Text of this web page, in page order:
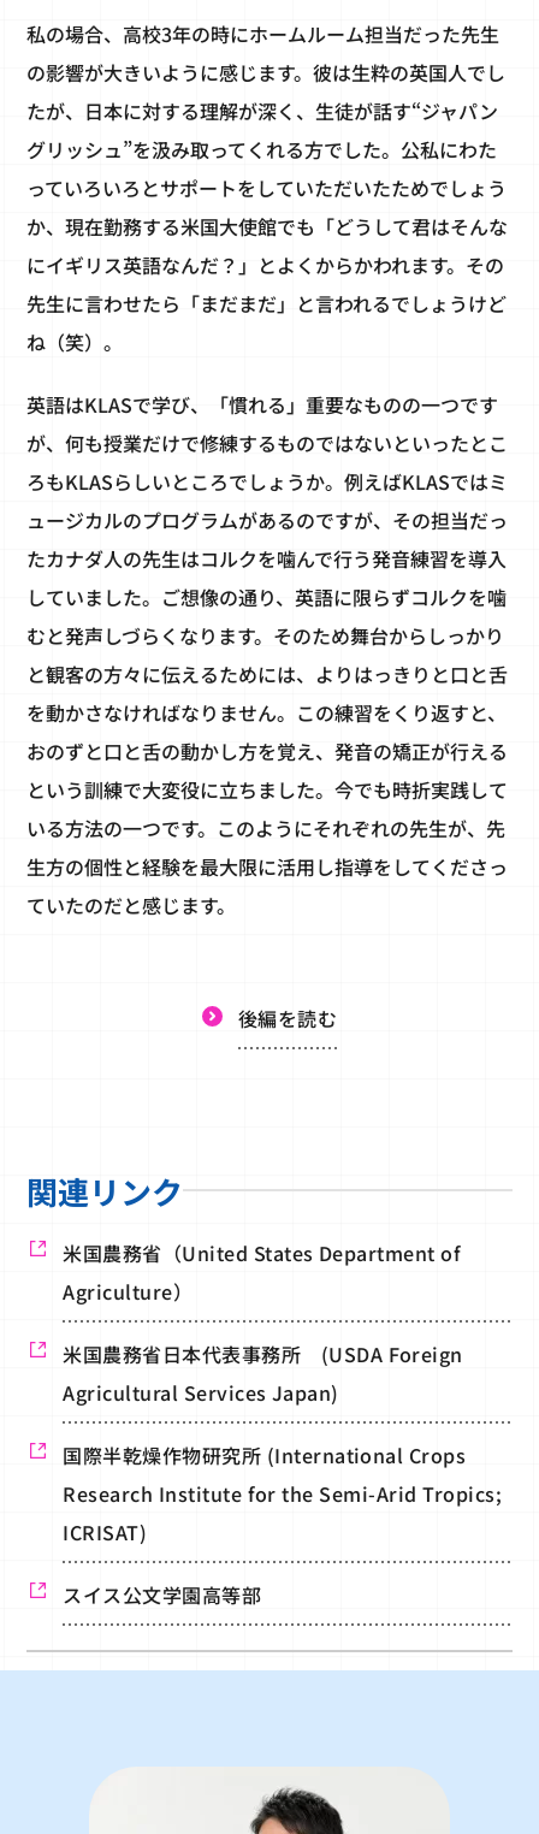
私の場合、高校3年の時にホームルーム担当だった先生
の影響が大きいように感じます。彼は生粋の英国人でし
たが、日本に対する理解が深く、生徒が話す“ジャパン
グリッシュ”を汲み取ってくれる方でした。公私にわた
っていろいろとサポートをしていただいたためでしょう
か、現在勤務する米国大使館でも「どうして君はそんな
にイギリス英語なんだ？」とよくからかわれます。その
先生に言わせたら「まだまだ」と言われるでしょうけど
ね（笑）。
英語はKLASで学び、「慣れる」重要なものの一つです
が、何も授業だけで修練するものではないといったとこ
ろもKLASらしいところでしょうか。例えばKLASではミ
ュージカルのプログラムがあるのですが、その担当だっ
たカナダ人の先生はコルクを噛んで行う発音練習を導入
していました。ご想像の通り、英語に限らずコルクを噛
むと発声しづらくなります。そのため舞台からしっかり
と観客の方々に伝えるためには、よりはっきりと口と舌
を動かさなければなりません。この練習をくり返すと、
おのずと口と舌の動かし方を覚え、発音の矯正が行える
という訓練で大変役に立ちました。今でも時折実践して
いる方法の一つです。このようにそれぞれの先生が、先
生方の個性と経験を最大限に活用し指導をしてくださっ
ていたのだと感じます。
後編を読む
関連リンク
米国農務省（United States Department of
Agriculture）
米国農務省日本代表事務所 (USDA Foreign
Agricultural Services Japan)
国際半乾燥作物研究所 (International Crops
Research Institute for the Semi-Arid Tropics;
ICRISAT)
スイス公文学園高等部